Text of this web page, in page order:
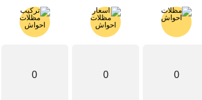
0
0
0